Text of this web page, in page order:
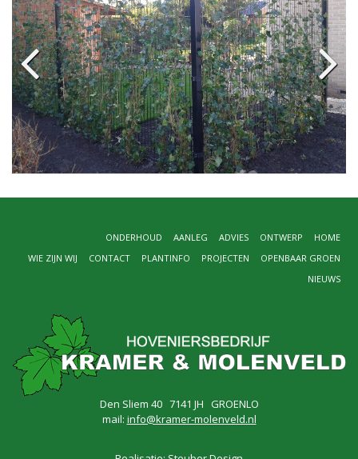
HOME
ONTWERP
ADVIES
AANLEG
ONDERHOUD
OPENBAAR GROEN
PROJECTEN
PLANTINFO
CONTACT
WIE ZIJN WIJ
NIEUWS
Den Sliem 40 7141 JH GROENLO
mail: info@kramer-molenveld.nl